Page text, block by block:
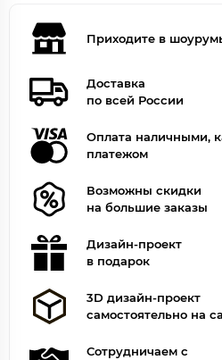
Приходите в
Доставка
по всей России
Оплата наличными,
платежом
Возможны скидки
на большие заказы
Дизайн-проект
в подарок
3D дизайн-проект
самостоятельно на
Сотрудничаем с